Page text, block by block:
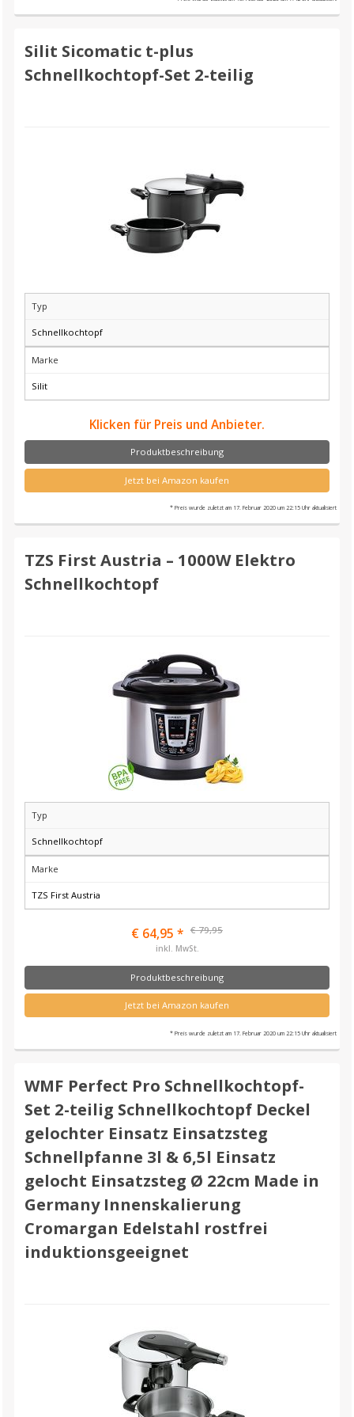
Silit Sicomatic t-plus
Schnellkochtopf-Set 2-teilig
Typ
Schnellkochtopf
Marke
Silit
Klicken für Preis und Anbieter.
Produktbeschreibung
Jetzt bei Amazon kaufen
* Preis wurde zuletzt am 17. Februar 2020 um 22:15 Uhr aktualisiert
TZS First Austria – 1000W Elektro
Schnellkochtopf
Typ
Schnellkochtopf
Marke
TZS First Austria
€ 64,95 * € 79,95
inkl. MwSt.
Produktbeschreibung
Jetzt bei Amazon kaufen
* Preis wurde zuletzt am 17. Februar 2020 um 22:15 Uhr aktualisiert
WMF Perfect Pro Schnellkochtopf-
Set 2-teilig Schnellkochtopf Deckel
gelochter Einsatz Einsatzsteg
Schnellpfanne 3l & 6,5l Einsatz
gelocht Einsatzsteg Ø 22cm Made in
Germany Innenskalierung
Cromargan Edelstahl rostfrei
induktionsgeeignet